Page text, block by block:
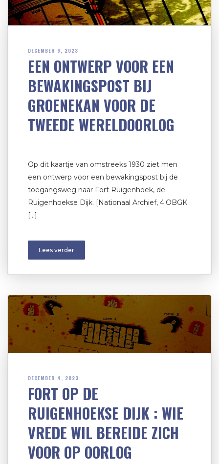
DECEMBER 9, 2023
EEN ONTWERP VOOR EEN
BEWAKINGSPOST BIJ
GROENEKAN VOOR DE
TWEEDE WERELDOORLOG
Op dit kaartje van omstreeks 1930 ziet men
een ontwerp voor een bewakingspost bij de
toegangsweg naar Fort Ruigenhoek, de
Ruigenhoekse Dijk. [Nationaal Archief, 4.OBGK
[…]
Lees verder
DECEMBER 4, 2023
FORT OP DE
RUIGENHOEKSE DIJK : WIE
VREDE WIL BEREIDE ZICH
VOOR OP OORLOG